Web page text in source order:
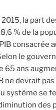
la part
% de la
consacrée
le
65 ans
ne devrait
système se
des